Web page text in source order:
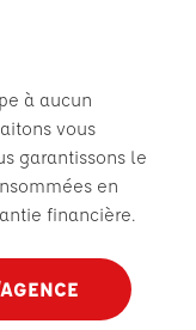
à aucun
vous
garantissons le
en
financière.